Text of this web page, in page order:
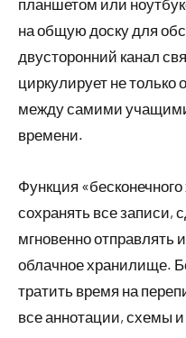
планшетом или
на общую доску для
двусторонний канал
циркулирует не только
между самими
времени.
Функция
сохранять все записи,
мгновенно отправлять
облачное хранилище.
тратить время на
все аннотации, схемы